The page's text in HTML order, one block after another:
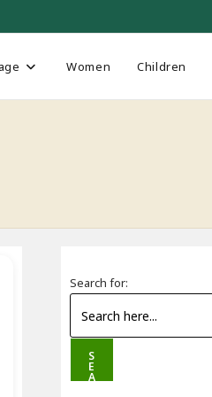
Women Children
Search for:
S
E
A